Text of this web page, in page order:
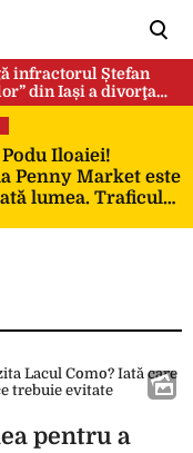
infractorul Ștefan
din Iași a divorţat
Iloaiei!
Penny Market este
lumea. Traficul
pentru a